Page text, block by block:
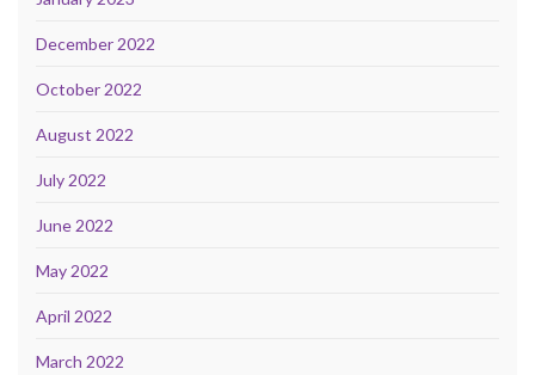
December 2022
October 2022
August 2022
July 2022
June 2022
May 2022
April 2022
March 2022